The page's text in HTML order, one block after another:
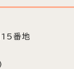
番地